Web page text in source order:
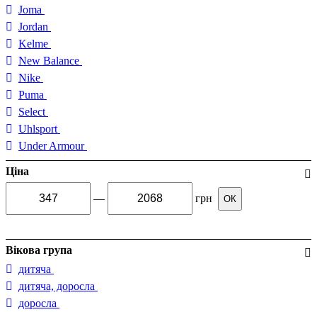
Joma
Jordan
Kelme
New Balance
Nike
Puma
Select
Uhlsport
Under Armour
Ціна
— грн ОК
Вікова група
дитяча
дитяча, доросла
доросла